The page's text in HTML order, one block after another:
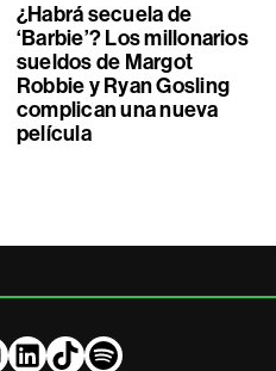
¿Habrá secuela de
‘Barbie’? Los millonarios
sueldos de Margot
Robbie y Ryan Gosling
complican una nueva
película